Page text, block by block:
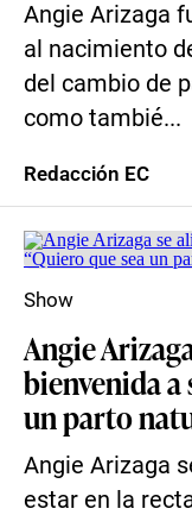
Angie Arizaga
al nacimiento
del cambio de
como tambié...
Redacción EC
Angie
bienvenida a
un parto
Angie Arizaga
estar en la
Show